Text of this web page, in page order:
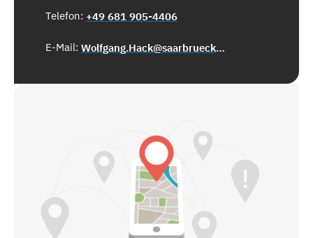
Telefon: +49 681 905-4406
E-Mail: Wolfgang.Hack@saarbruecken.de